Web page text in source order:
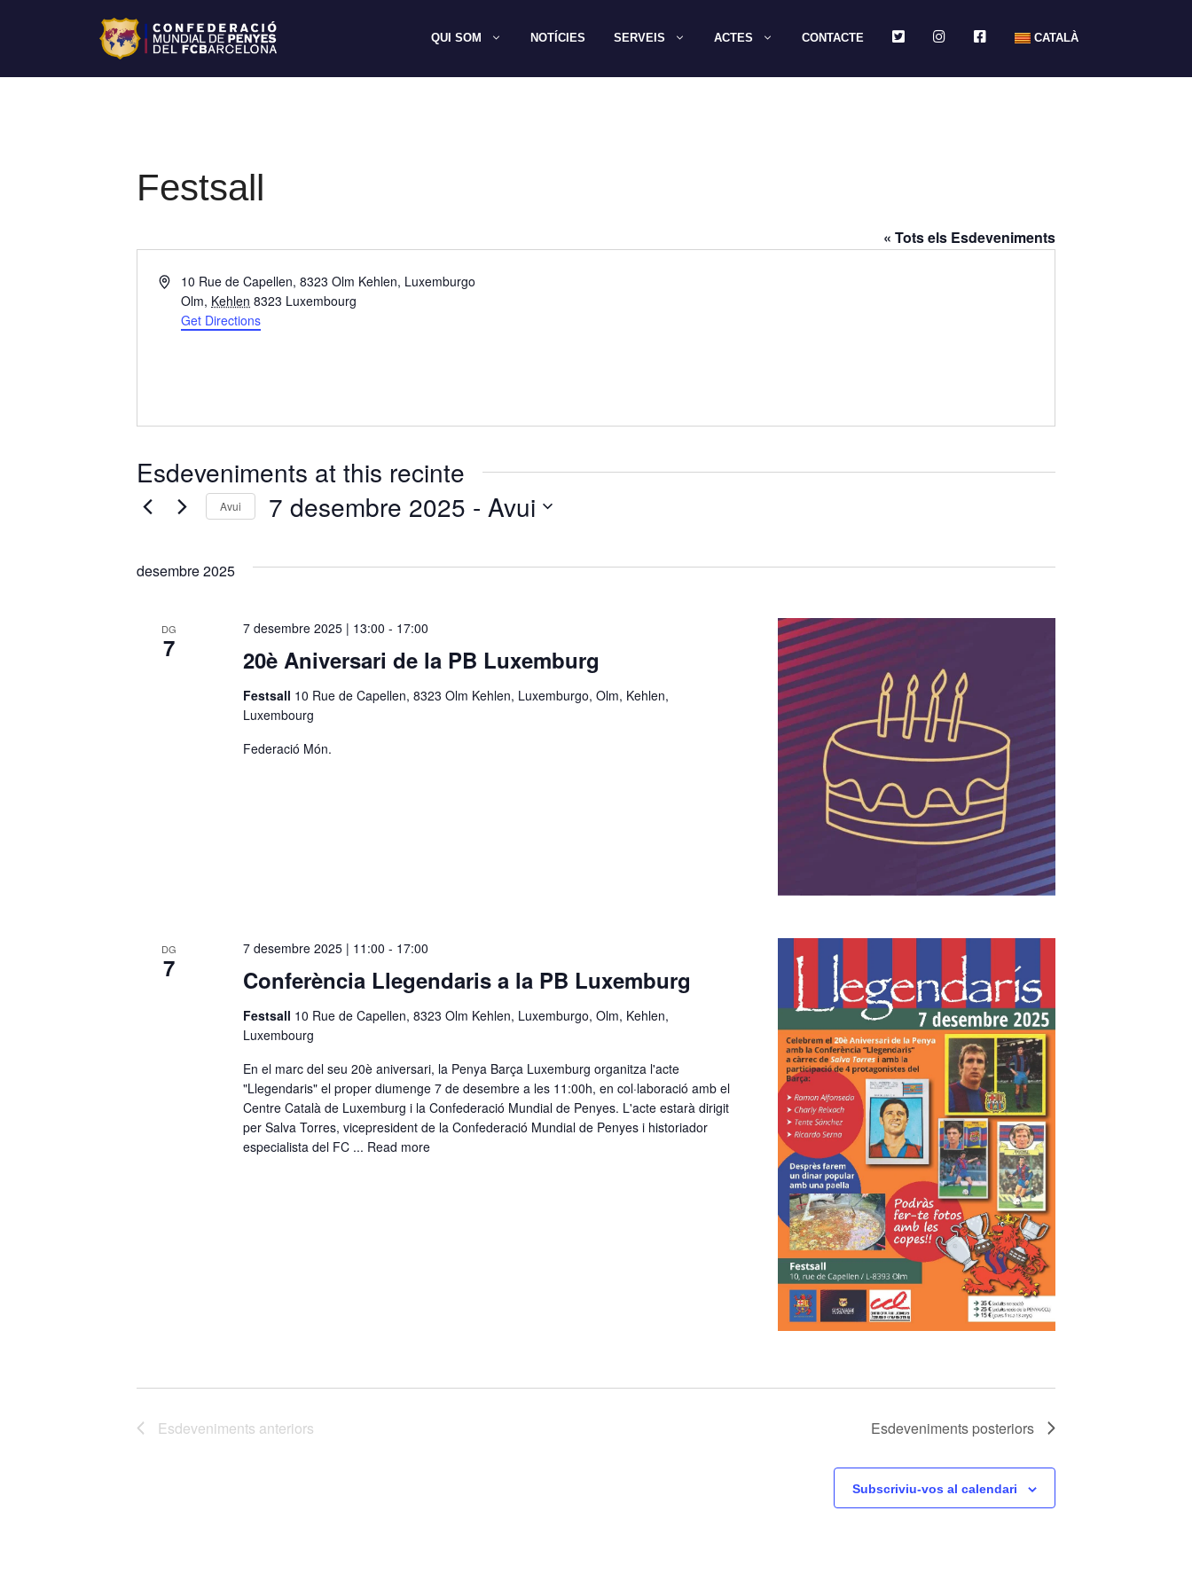
QUI SOM NOTÍCIES SERVEIS ACTES CONTACTE TWITTERINSTAGRAMFACEBOOKCATALÀ
Festsall
« Tots els Esdeveniments
A
10 Rue de Capellen, 8323 Olm Kehlen, Luxemburgo
Olm, Kehlen 8323 Luxembourg
Get Directions
Esdeveniments at this recinte
Avui 7 desembre 2025 - Avui
c
i
o
n
u
desembre 2025
DG
7 20è Aniversari de la PB Luxemburg
7 desembre 2025 | 13:00 - 17:00
Festsall 10 Rue de Capellen, 8323 Olm Kehlen, Luxemburgo, Olm, Kehlen,
Luxembourg
Federació Món.
DG
7 Conferència Llegendaris a la PB Luxemburg
7 desembre 2025 | 11:00 - 17:00
Festsall 10 Rue de Capellen, 8323 Olm Kehlen, Luxemburgo, Olm, Kehlen,
Luxembourg
En el marc del seu 20è aniversari, la Penya Barça Luxemburg organitza l'acte
"Llegendaris" el proper diumenge 7 de desembre a les 11:00h, en col·laboració amb el
Centre Català de Luxemburg i la Confederació Mundial de Penyes. L'acte estarà dirigit
per Salva Torres, vicepresident de la Confederació Mundial de Penyes i historiador
especialista del FC ... Read more
Esdeveniments anteriors Esdeveniments posteriors
Subscriviu-vos al calendari